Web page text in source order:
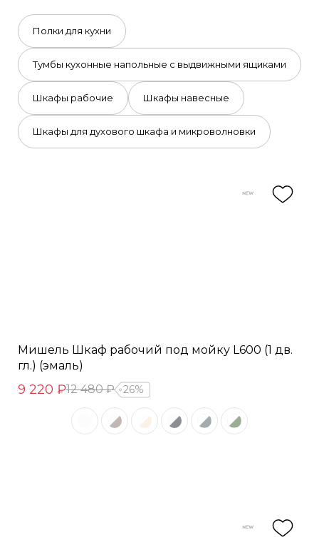
Полки для кухни
Тумбы кухонные напольные с выдвижными ящиками
Шкафы рабочие Шкафы навесные
Шкафы для духового шкафа и микроволновки
Мишель Шкаф рабочий под мойку L600 (1 дв.
гл.) (эмаль)
9 220 ₽12 480 ₽ 26%